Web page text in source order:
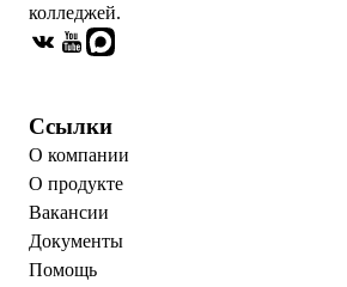
колледжей.
Ссылки
О компании
О продукте
Вакансии
Документы
Помощь